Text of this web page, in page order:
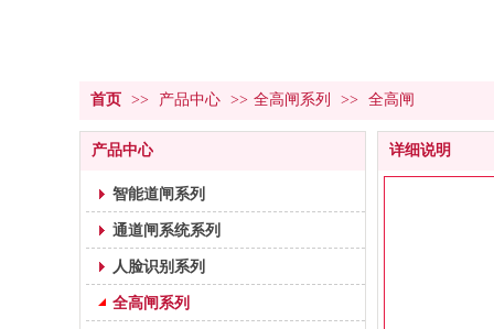
首页 >> 产品中心 >> 全高闸系列 >> 全高闸
产品中心
智能道闸系列
通道闸系统系列
人脸识别系列
全高闸系列
详细说明